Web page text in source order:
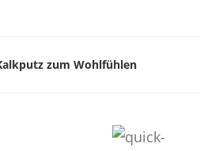
zum Wohlfühlen